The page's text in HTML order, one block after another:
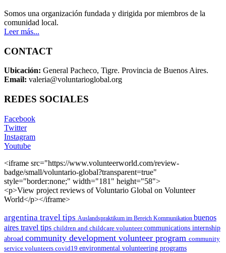
Somos una organización fundada y dirigida por miembros de la
comunidad local.
Leer más...
CONTACT
Ubicación: General Pacheco, Tigre. Provincia de Buenos Aires.
Email: valeria@voluntarioglobal.org
REDES SOCIALES
Facebook
Twitter
Instagram
Youtube
<iframe src="https://www.volunteerworld.com/review-
badge/small/voluntario-global?transparent=true"
style="border:none;" width="181" height="58">
<p>View project reviews of Voluntario Global on Volunteer
World</p></iframe>
argentina travel tips Auslandspraktikum im Bereich Kommunikation buenos
aires travel tips children and childcare volunteercommunications internship
abroad community development volunteer program community
service volunteers covid19 environmental volunteering programs